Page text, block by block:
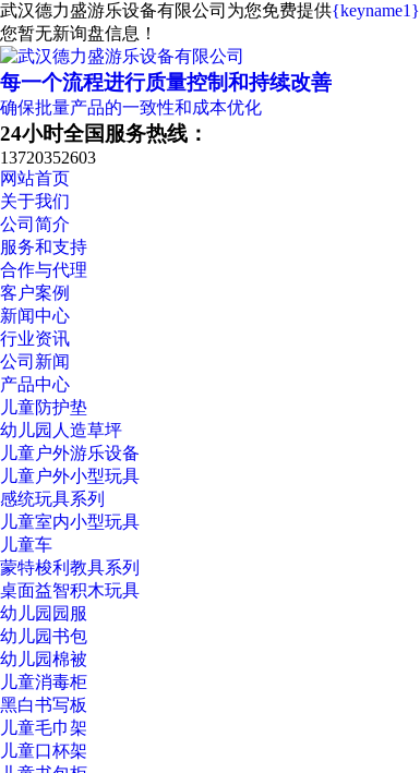
武汉德力盛游乐设备有限公司为您免费提供{keyname1}
您暂无新询盘信息！
每一个流程进行质量控制和持续改善
确保批量产品的一致性和成本优化
24小时全国服务热线：
13720352603
网站首页
关于我们
公司简介
服务和支持
合作与代理
客户案例
新闻中心
行业资讯
公司新闻
产品中心
儿童防护垫
幼儿园人造草坪
儿童户外游乐设备
儿童户外小型玩具
感统玩具系列
儿童室内小型玩具
儿童车
蒙特梭利教具系列
桌面益智积木玩具
幼儿园园服
幼儿园书包
幼儿园棉被
儿童消毒柜
黑白书写板
儿童毛巾架
儿童口杯架